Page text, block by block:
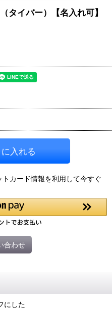
タイバー）【名入れ可】
入れる
カード情報を利用して今すぐ
合わせ
にした